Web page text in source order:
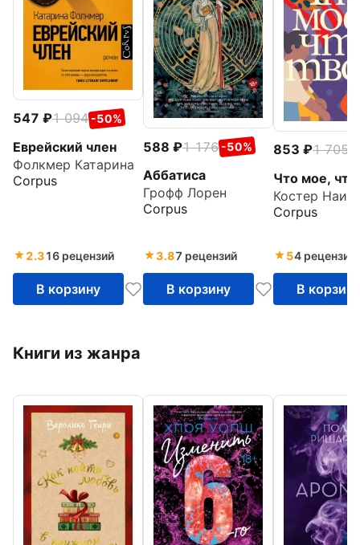
547 1 094 -50%
Еврейский член
Фолкмер Катарина
Corpus
2.316 рецензий
В корзину
588 1 176 -50%
Аббатиса
Грофф Лорен
Corpus
3.87 рецензий
В корзину
853 1 705
Что мое, что
Костер
Corpus
54 рецензии
В корзину
Книги из жанра